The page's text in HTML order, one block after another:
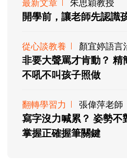
最新文章 朱思穎教授
開學前，讓老師先認識
從心談教養 顏宜婷語言
非要大聲罵才肯動？ 精
不吼不叫孩子照做
翻轉學習力 張偉萍老師
寫字沒力喊累？ 姿勢不
掌握正確握筆關鍵